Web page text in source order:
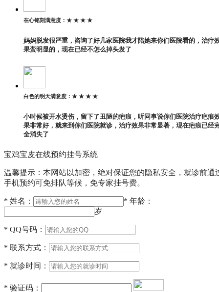
在心铭刻满意度： ★ ★ ★ ★
妈妈脱发很严重，咨询了好几家医院我才陪她来你们医院看的，治疗
果蛮明显的，现在已经不怎么掉头发了
白色的明天满意度： ★ ★ ★ ★
小时候被开水烫伤，留下了丑陋的疤痕，听同事说你们医院治疗疤痕
果非常好，就来到你们医院就诊，治疗效果非常显著，现在疤痕已经
全消失了
宝鸡宝皮在线预约挂号系统
温馨提示：本网站以加密，绝对保证您的隐私安全，就诊前通
手机预约可免排队等候，免专家挂号费。
* 姓名： * 年龄：
岁
* QQ号码：
* 联系方式：
* 就诊时间：
* 验证码：